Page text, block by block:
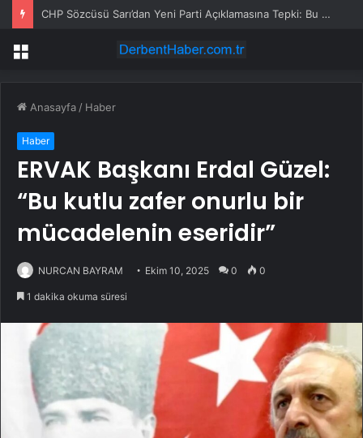
CHP Sözcüsü Sarı’dan Yeni Parti Açıklamasına Tepki: Bu Arkadaşlarımız Koltukçu
Menü
Anasayfa / Haber
Haber
ERVAK Başkanı Erdal Güzel:
“Bu kutlu zafer onurlu bir
mücadelenin eseridir”
NURCAN BAYRAM Ekim 10, 2025 0 0
1 dakika okuma süresi